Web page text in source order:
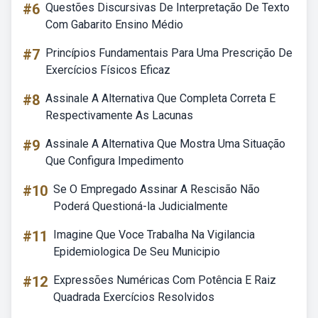
#6 Questões Discursivas De Interpretação De Texto
Com Gabarito Ensino Médio
#7 Princípios Fundamentais Para Uma Prescrição De
Exercícios Físicos Eficaz
#8 Assinale A Alternativa Que Completa Correta E
Respectivamente As Lacunas
#9 Assinale A Alternativa Que Mostra Uma Situação
Que Configura Impedimento
#10 Se O Empregado Assinar A Rescisão Não
Poderá Questioná-la Judicialmente
#11
Imagine Que Voce Trabalha Na Vigilancia
Epidemiologica De Seu Municipio
#12 Expressões Numéricas Com Potência E Raiz
Quadrada Exercícios Resolvidos